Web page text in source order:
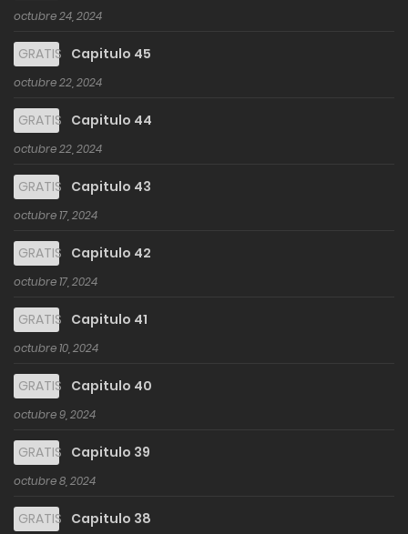
octubre 24, 2024
GRATIS Capitulo 45
octubre 22, 2024
GRATIS Capitulo 44
octubre 22, 2024
GRATIS Capitulo 43
octubre 17, 2024
GRATIS Capitulo 42
octubre 17, 2024
GRATIS Capitulo 41
octubre 10, 2024
GRATIS Capitulo 40
octubre 9, 2024
GRATIS Capitulo 39
octubre 8, 2024
GRATIS Capitulo 38